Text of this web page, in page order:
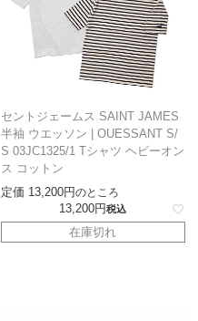
セントジェームス SAINT JAMES
半袖 ウエッソン | OUESSANT S/
S 03JC1325/1 Tシャツ ヘビーオン
ス コットン
定価 13,200 のところ
13,200 税込
在庫切れ